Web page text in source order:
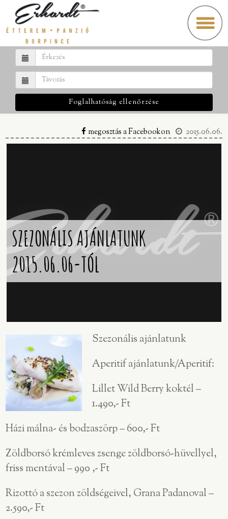
Foglalhatóság ellenőrzése
megosztás a Facebookon 2015.06.06.
SZEZONÁLIS AJÁNLATUNK
2015.06.06-TÓL
Szezonális ajánlatunk
Aperitif ajánlatunk/Aperitif:
Lillet Wild Berry koktél –
1.490,- Ft
Házi málna- és bodzaszörp – 600,- Ft
Zöldborsó krémleves zsenge zöldborsó-hüvellyel,
friss mentával – 990 ,- Ft
Rizottó a szezon zöldségeivel, Grana Padanoval –
2.590,- Ft